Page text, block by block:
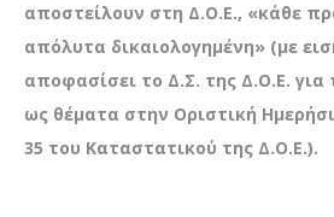
αποστείλουν στη Δ.Ο.Ε., «κάθε
απόλυτα δικαιολογημένη» (με
αποφασίσει το Δ.Σ. της Δ.Ο.Ε. για
ως θέματα στην Οριστική
35 του Καταστατικού της Δ.Ο.Ε.).